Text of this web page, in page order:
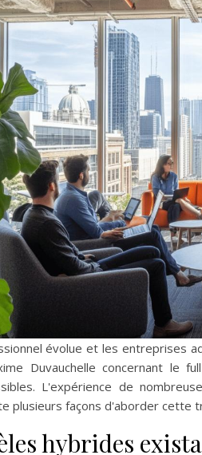
évolue et les entreprises
Duvauchelle concernant le
L'expérience de
plusieurs façons d'aborder cette
hybrides